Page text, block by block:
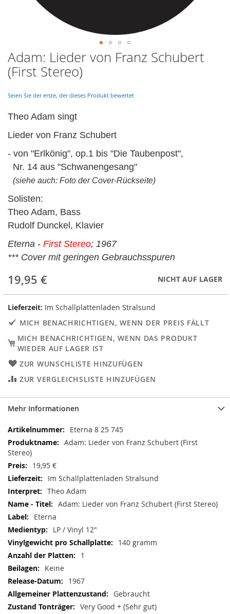
Skip
to
the
of
images
Adam: Lieder von Franz Schubert
(First Stereo)
Seien Sie der erste, der dieses Produkt bewertet
Theo Adam singt
Lieder von Franz Schubert
- von "Erlkönig", op.1 bis "Die Taubenpost",
Nr. 14 aus "Schwanengesang"
(siehe auch: Foto der Cover-Rückseite)
Solisten:
Theo Adam, Bass
Rudolf Dunckel, Klavier
Eterna - First Stereo; 1967
*** Cover mit geringen Gebrauchsspuren
19,95 € NICHT AUF LAGER
Lieferzeit: Im Schallplattenladen Stralsund
MICH BENACHRICHTIGEN, WENN DER PREIS FÄLLT
MICH BENACHRICHTIGEN, WENN DAS PRODUKT
WIEDER AUF LAGER IST
ZUR WUNSCHLISTE HINZUFÜGEN
ZUR VERGLEICHSLISTE HINZUFÜGEN
Mehr Informationen
Mehr
Informationen
Eterna 8 25 745
Adam: Lieder von Franz Schubert (First
Stereo)
19,95 €
Im Schallplattenladen Stralsund
Theo Adam
Adam: Lieder von Franz Schubert (First Stereo)
Eterna
LP / Vinyl 12"
140 gramm
1
Keine
1967
Gebraucht
Very Good + (Sehr gut)